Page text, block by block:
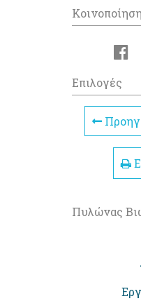
Κοινοποίηση
Επιλογές
Πυλώνας